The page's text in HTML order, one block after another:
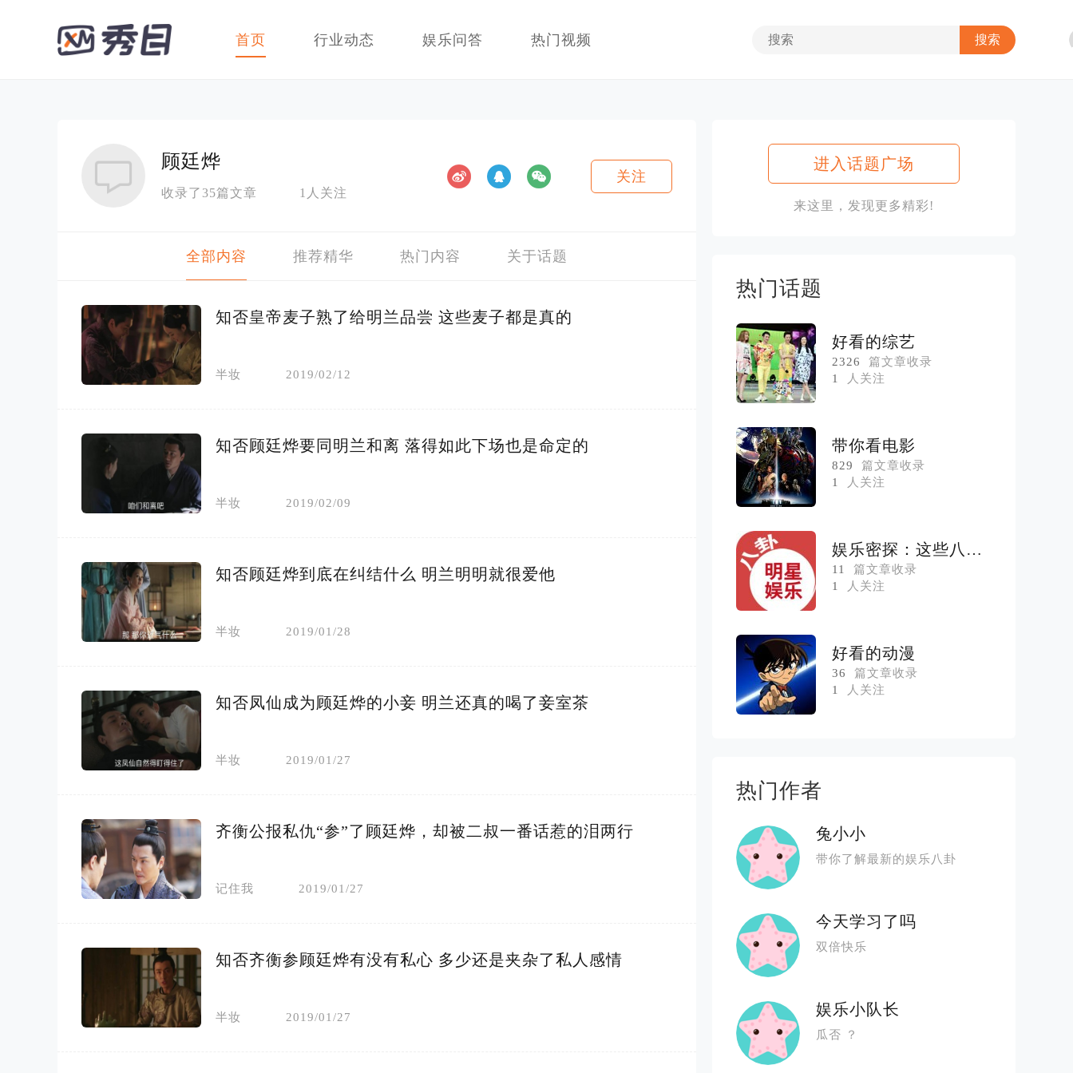
首页 行业动态 娱乐问答 热门视频
顾廷烨
收录了35篇文章 1人关注
关注
全部内容 推荐精华 热门内容 关于话题
知否皇帝麦子熟了给明兰品尝 这些麦子都是真的
半妆 2019/02/12
知否顾廷烨要同明兰和离 落得如此下场也是命定的
半妆 2019/02/09
知否顾廷烨到底在纠结什么 明兰明明就很爱他
半妆 2019/01/28
知否凤仙成为顾廷烨的小妾 明兰还真的喝了妾室茶
半妆 2019/01/27
齐衡公报私仇“参”了顾廷烨，却被二叔一番话惹的泪两行
记住我 2019/01/27
知否齐衡参顾廷烨有没有私心 多少还是夹杂了私人感情
半妆 2019/01/27
进入话题广场
来这里，发现更多精彩!
热门话题
好看的综艺
2326
篇文章收录
1
人关注
带你看电影
829
篇文章收录
1
人关注
娱乐密探：这些八卦你造吗
11
篇文章收录
1
人关注
好看的动漫
36
篇文章收录
1
人关注
热门作者
兔小小
带你了解最新的娱乐八卦
今天学习了吗
双倍快乐
娱乐小队长
瓜否 ？